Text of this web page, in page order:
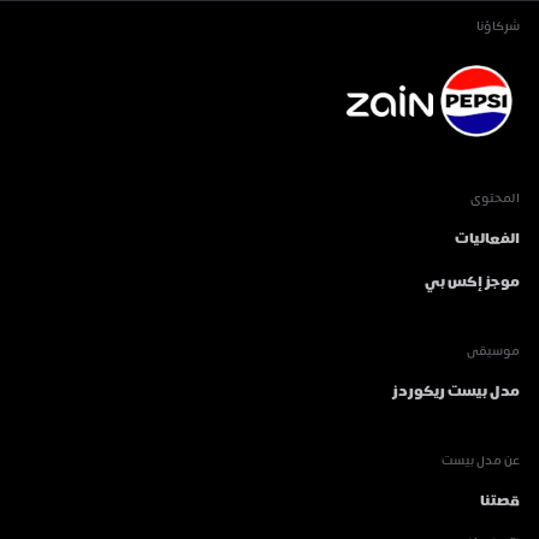
شركاؤنا
المحتوى
الفعاليات
موجز إكس بي
موسيقى
مدل بيست ريكوردز
عن مدل بيست
قصتنا